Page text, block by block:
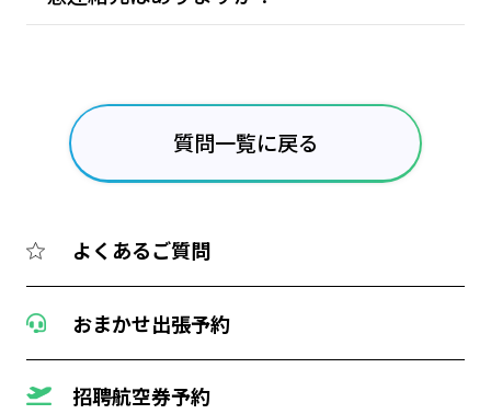
質問一覧に戻る
よくあるご質問
おまかせ出張予約
招聘航空券予約